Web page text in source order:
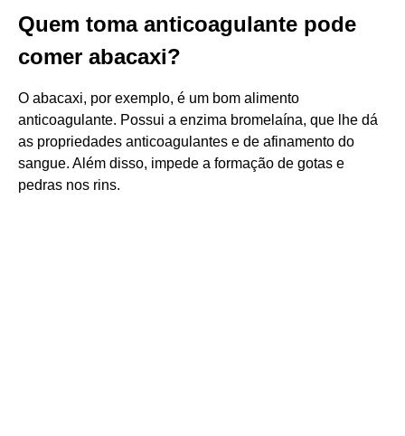
Quem toma anticoagulante pode
comer abacaxi?
O abacaxi, por exemplo, é um bom alimento
anticoagulante. Possui a enzima bromelaína, que lhe dá
as propriedades anticoagulantes e de afinamento do
sangue. Além disso, impede a formação de gotas e
pedras nos rins.